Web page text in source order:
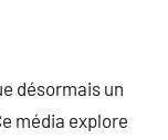
désormais un
média explore